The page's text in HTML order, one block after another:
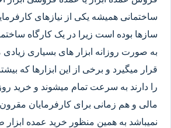
ساختمانی همیشه یکی از نیازهای
سازها بوده است زیرا در یک کارگاه
به صورت روزانه ابزار های بسیاری زیادی
قرار میگیرد و برخی از این ابزارها که
را دارند به سرعت تمام میشوند و خرید
مالی و هم زمانی برای کارفرمایان
نمیباشد به همین منظور خرید عمده ابزار